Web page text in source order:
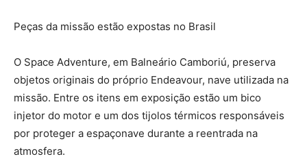
Peças da missão estão expostas no Brasil
O Space Adventure, em Balneário Camboriú, preserva
objetos originais do próprio Endeavour, nave utilizada na
missão. Entre os itens em exposição estão um bico
injetor do motor e um dos tijolos térmicos responsáveis
por proteger a espaçonave durante a reentrada na
atmosfera.